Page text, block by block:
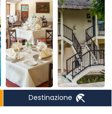
Destinazione beach_access